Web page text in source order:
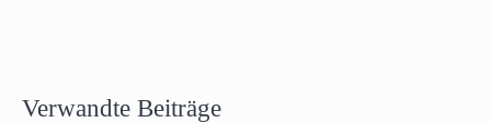
Verwandte Beiträge